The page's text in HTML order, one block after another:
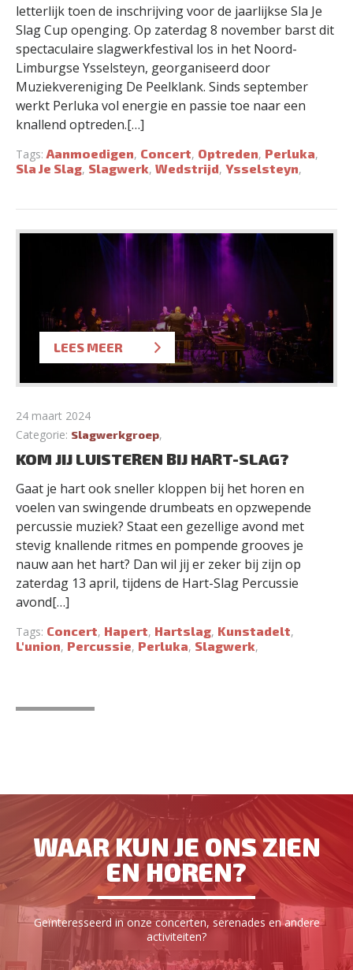
letterlijk toen de inschrijving voor de jaarlijkse Sla Je
Slag Cup openging. Op zaterdag 8 november barst dit
spectaculaire slagwerkfestival los in het Noord-
Limburgse Ysselsteyn, georganiseerd door
Muziekvereniging De Peelklank. Sinds september
werkt Perluka vol energie en passie toe naar een
knallend optreden.[…]
Tags:Aanmoedigen, Concert, Optreden, Perluka,
Sla Je Slag, Slagwerk, Wedstrijd, Ysselsteyn,
LEES MEER
24 maart 2024
Categorie: Slagwerkgroep,
KOM JIJ LUISTEREN BIJ HART-SLAG?
Gaat je hart ook sneller kloppen bij het horen en
voelen van swingende drumbeats en opzwepende
percussie muziek? Staat een gezellige avond met
stevig knallende ritmes en pompende grooves je
nauw aan het hart? Dan wil jij er zeker bij zijn op
zaterdag 13 april, tijdens de Hart-Slag Percussie
avond[…]
Tags: Concert, Hapert, Hartslag, Kunstadelt,
L'union, Percussie, Perluka, Slagwerk,
WAAR KUN JE ONS ZIEN
EN HOREN?
Geïnteresseerd in onze concerten, serenades en andere
activiteiten?